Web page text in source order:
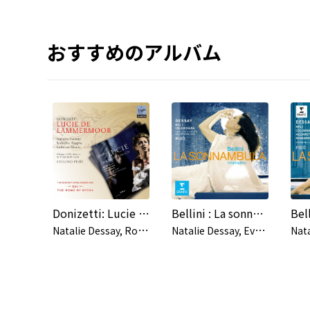
おすすめのアルバム
Donizetti: Lucie de Lammermoor
N
atalie Dessay, Roberto Alagna, Ludovic Tézier, Evelino Pidò & Orchestre de l'Opéra National de Lyon
Bellini : La sonnambula (Highlights)
N
atalie Dessay, Evelino Pidò & Orchestre de l'Opéra de Lyon